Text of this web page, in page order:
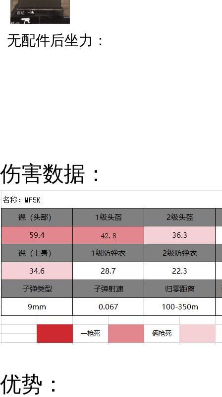
无配件后坐力：
伤害数据：
优势：